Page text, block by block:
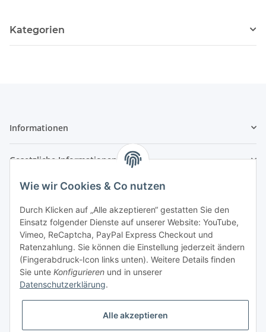
Kategorien
Informationen
Gesetzliche Informationen
dienen ausschließlich der Demonstration des JTL-Shops.
Wie wir Cookies & Co nutzen
Durch Klicken auf „Alle akzeptieren“ gestatten Sie den
Einsatz folgender Dienste auf unserer Website: YouTube,
Vimeo, ReCaptcha, PayPal Express Checkout und
Ratenzahlung. Sie können die Einstellung jederzeit ändern
(Fingerabdruck-Icon links unten). Weitere Details finden
Sie unte Konfigurieren und in unserer
Datenschutzerklärung.
Alle akzeptieren